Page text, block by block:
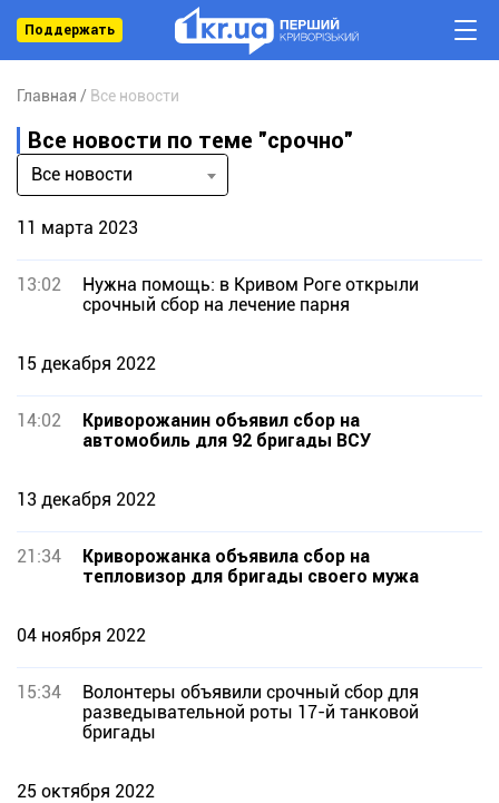
Поддержать
Главная Все новости
Все новости по теме "срочно"
Все новости
11 марта 2023
13:02
Нужна помощь: в Кривом Роге открыли
срочный сбор на лечение парня
15 декабря 2022
14:02
Криворожанин объявил сбор на
автомобиль для 92 бригады ВСУ
13 декабря 2022
21:34
Криворожанка объявила сбор на
тепловизор для бригады своего мужа
04 ноября 2022
15:34
Волонтеры объявили срочный сбор для
разведывательной роты 17-й танковой
бригады
25 октября 2022